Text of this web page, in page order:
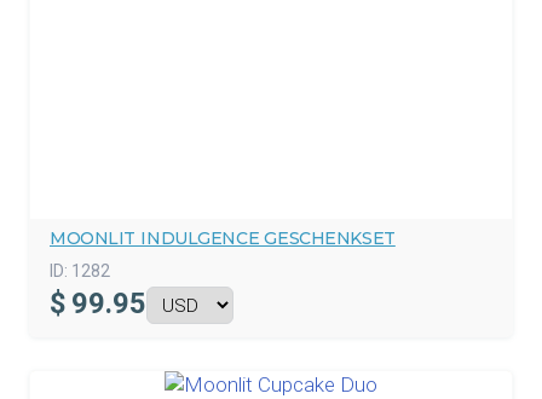
MOONLIT INDULGENCE GESCHENKSET
ID: 1282
$ 99.95